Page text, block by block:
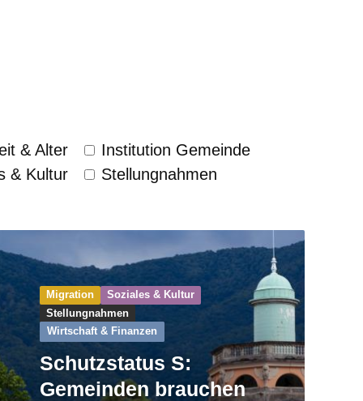
& Alter
Institution Gemeinde
& Kultur
Stellungnahmen
Migration
Soziales & Kultur
Stellungnahmen
Wirtschaft & Finanzen
Schutzstatus S:
Gemeinden brauchen